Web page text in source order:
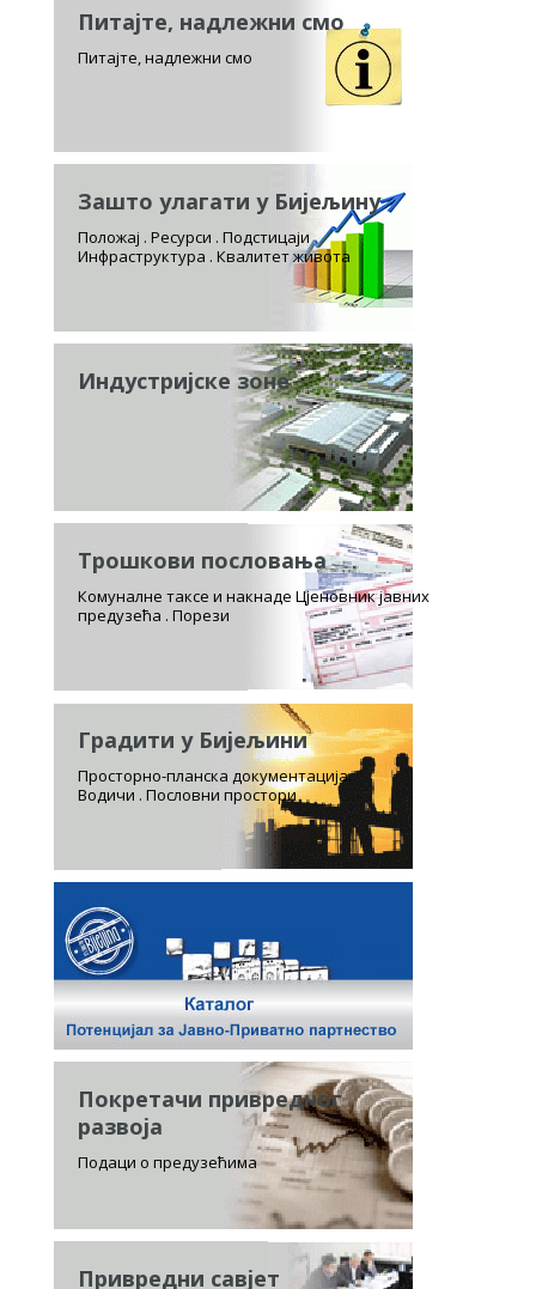
Питајте, надлежни смо
Питајте, надлежни смо
Зашто улагати у Бијељину
Положај . Ресурси . Подстицаји
Инфраструктура . Квалитет живота
Индустријске зоне
Трошкови пословања
Комуналне таксе и накнаде Цјеновник јавних
предузећа . Порези
Градити у Бијељини
Просторно-планска документација.
Водичи . Пословни простори
Покретачи привредног
развоја
Подаци о предузећима
Привредни савјет